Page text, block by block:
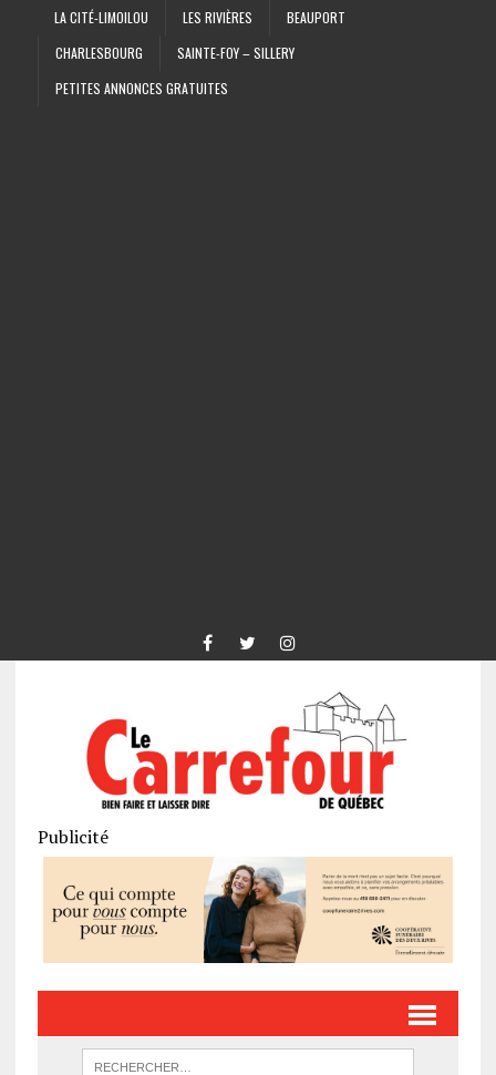
LA CITÉ-LIMOILOU LES RIVIÈRES
BEAUPORT
CHARLESBOURG
SAINTE-FOY – SILLERY
PETITES ANNONCES GRATUITES
Publicité